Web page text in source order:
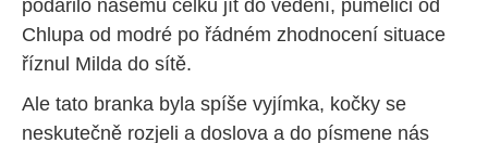
podařilo našemu celku jít do vedení, pumelici od
Chlupa od modré po řádném zhodnocení situace
říznul Milda do sítě.
Ale tato branka byla spíše vyjímka, kočky se
neskutečně rozjeli a doslova a do písmene nás